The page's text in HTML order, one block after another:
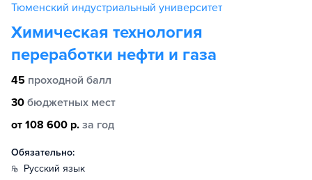
Тюменский индустриальный университет
Химическая технология
переработки нефти и газа
45 проходной балл
30 бюджетных мест
от 108 600 р. за год
Обязательно:
русский язык